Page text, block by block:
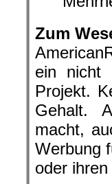
Zum
ein nicht
Projekt.
Gehalt.
macht,
Werbung
oder